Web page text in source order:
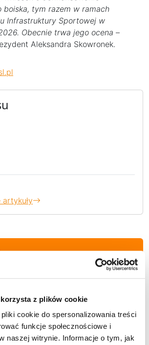
z plików cookie
cookie do spersonalizowania treści
funkcje społecznościowe i
naszej witrynie. Informacje o tym, jak
boiska, tym razem w ramach
Infrastruktury Sportowej w
Obecnie trwa jego ocena –
Aleksandra Skowronek.